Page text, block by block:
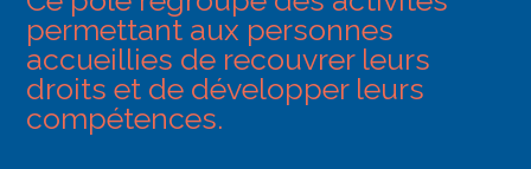
permettant aux personnes
accueillies de recouvrer leurs
droits et de développer leurs
compétences.